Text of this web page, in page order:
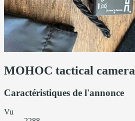
MOHOC tactical camera
Caractéristiques de l'annonce
Vu